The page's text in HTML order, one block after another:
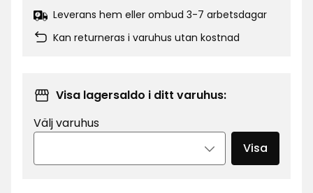
Leverans hem eller ombud 3-7 arbetsdagar
Kan returneras i varuhus utan kostnad
Visa lagersaldo i ditt varuhus:
Välj varuhus
Visa